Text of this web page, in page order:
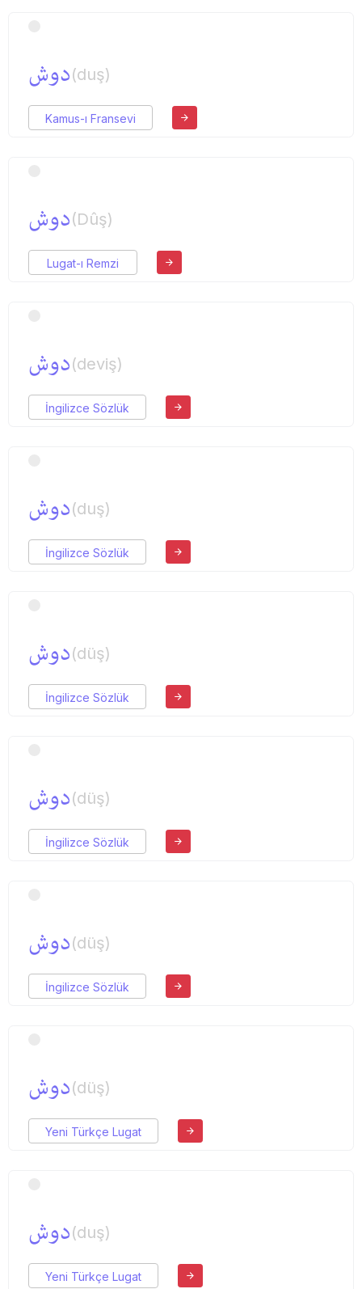
دوش(duş)
Kamus-ı Fransevi
دوش(Dûş)
Lugat-ı Remzi
دوش(deviş)
İngilizce Sözlük
دوش(duş)
İngilizce Sözlük
دوش(düş)
İngilizce Sözlük
دوش(düş)
İngilizce Sözlük
دوش(düş)
İngilizce Sözlük
دوش(düş)
Yeni Türkçe Lugat
دوش(duş)
Yeni Türkçe Lugat